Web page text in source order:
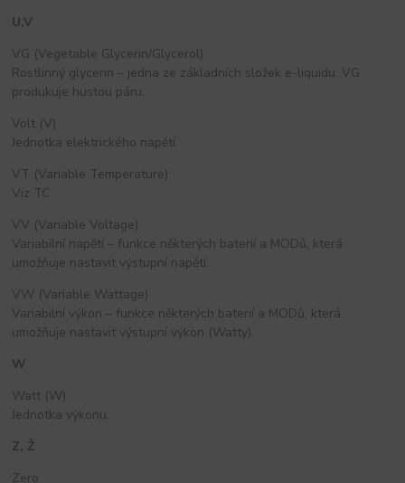
U,V
VG (Vegetable Glycerin/Glycerol)
Rostlinný glycerin – jedna ze základních složek e-liquidu. VG
produkuje hustou páru.
Volt (V)
Jednotka elektrického napětí.
VT (Variable Temperature)
Viz TC.
VV (Variable Voltage)
Variabilní napětí – funkce některých baterií a MODů, která
umožňuje nastavit výstupní napětí.
VW (Variable Wattage)
Variabilní výkon – funkce některých baterií a MODů, která
umožňuje nastavit výstupní výkon (Watty).
W
Watt (W)
Jednotka výkonu.
Z, Ž
Zero